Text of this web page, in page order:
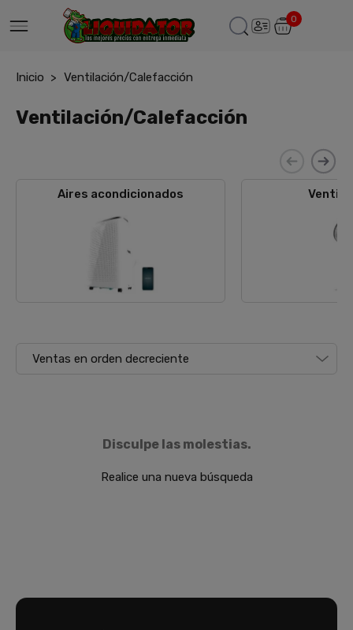
0
Inicio Ventilación/Calefacción
Ventilación/Calefacción
Aires acondicionados
Disculpe las molestias.
Realice una nueva búsqueda